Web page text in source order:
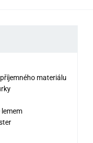
materiálu